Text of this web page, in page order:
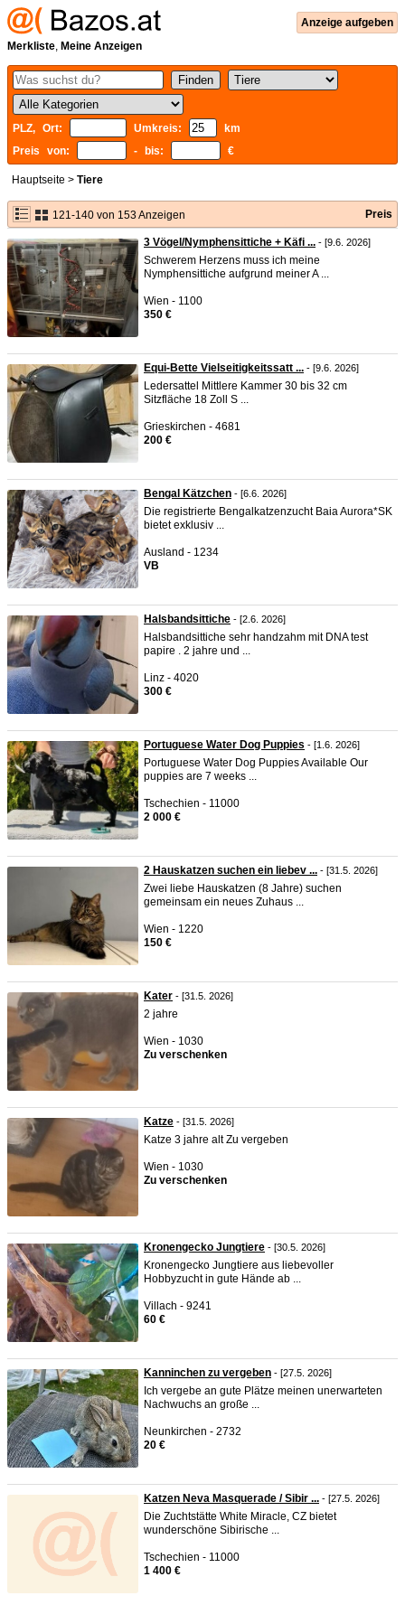
Anzeige aufgeben
Merkliste, Meine Anzeigen
PLZ, Ort: Umkreis:
km
Preis von:
- bis: €
Hauptseite > Tiere
121-140 von 153 Anzeigen Preis
3 Vögel/Nymphensittiche + Käfi ... - [9.6. 2026]
Schwerem Herzens muss ich meine
Nymphensittiche aufgrund meiner A ...
Wien - 1100
350 €
Equi-Bette Vielseitigkeitssatt ... - [9.6. 2026]
Ledersattel Mittlere Kammer 30 bis 32 cm
Sitzfläche 18 Zoll S ...
Grieskirchen - 4681
200 €
Bengal Kätzchen - [6.6. 2026]
Die registrierte Bengalkatzenzucht Baia Aurora*SK
bietet exklusiv ...
Ausland - 1234
VB
Halsbandsittiche - [2.6. 2026]
Halsbandsittiche sehr handzahm mit DNA test
papire . 2 jahre und ...
Linz - 4020
300 €
Portuguese Water Dog Puppies - [1.6. 2026]
Portuguese Water Dog Puppies Available Our
puppies are 7 weeks ...
Tschechien - 11000
2 000 €
2 Hauskatzen suchen ein liebev ... - [31.5. 2026]
Zwei liebe Hauskatzen (8 Jahre) suchen
gemeinsam ein neues Zuhaus ...
Wien - 1220
150 €
Kater - [31.5. 2026]
2 jahre
Wien - 1030
Zu verschenken
Katze - [31.5. 2026]
Katze 3 jahre alt Zu vergeben
Wien - 1030
Zu verschenken
Kronengecko Jungtiere - [30.5. 2026]
Kronengecko Jungtiere aus liebevoller
Hobbyzucht in gute Hände ab ...
Villach - 9241
60 €
Kanninchen zu vergeben - [27.5. 2026]
Ich vergebe an gute Plätze meinen unerwarteten
Nachwuchs an große ...
Neunkirchen - 2732
20 €
Katzen Neva Masquerade / Sibir ... - [27.5. 2026]
Die Zuchtstätte White Miracle, CZ bietet
wunderschöne Sibirische ...
Tschechien - 11000
1 400 €